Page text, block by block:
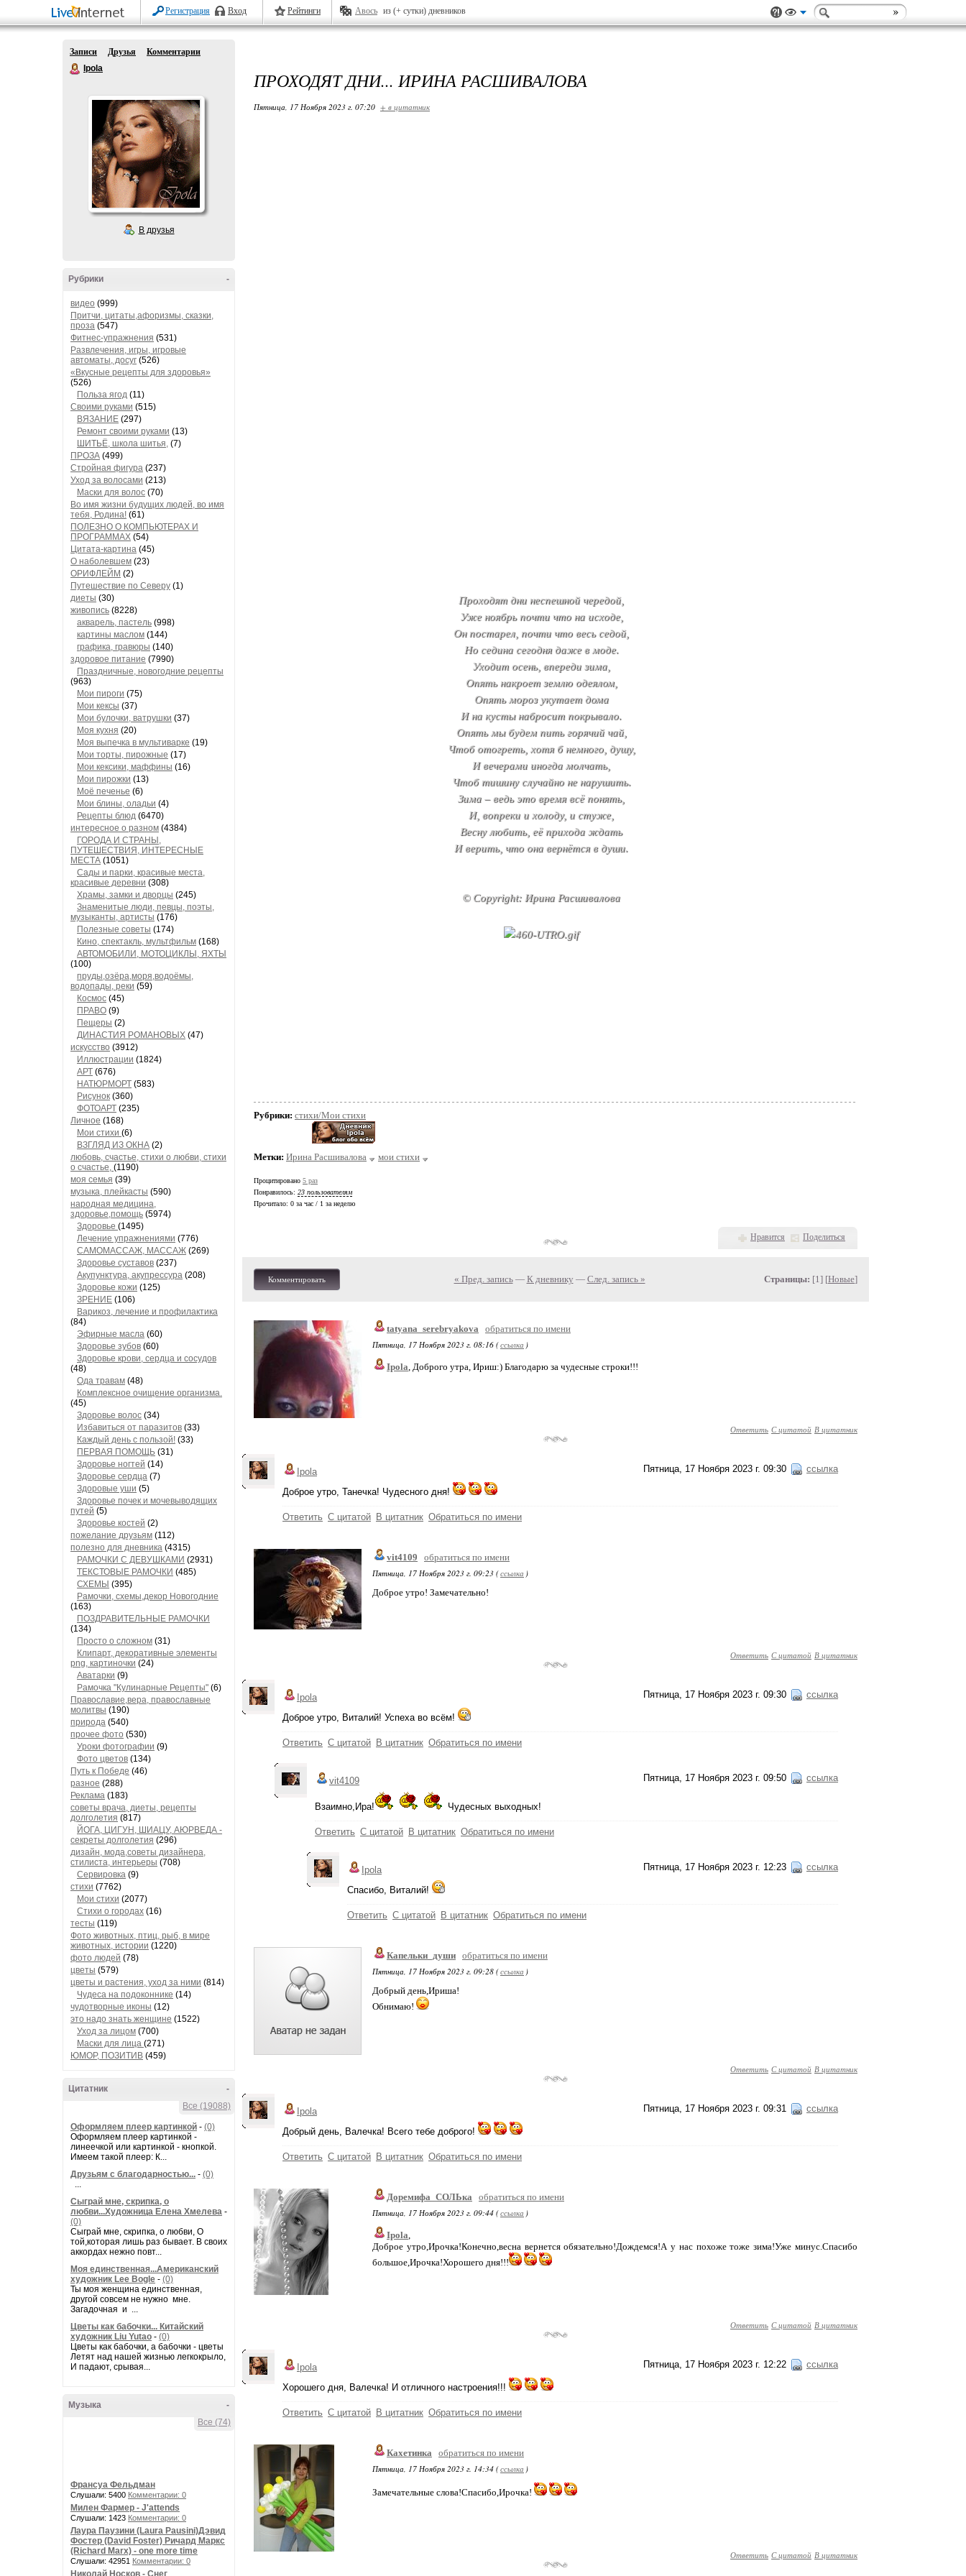
Регистрация Вход Рейтинги Авось из (+ сутки) дневников
Записи Друзья
Комментарии
Ipola
В друзья
-
Рубрики
видео (999)
Притчи, цитаты,афоризмы, сказки,
проза (547)
Фитнес-упражнения (531)
Развлечения, игры, игровые
автоматы, досуг (526)
«Вкусные рецепты для здоровья»
(526)
Польза ягод (11)
Своими руками (515)
ВЯЗАНИЕ (297)
Ремонт своими руками (13)
ШИТЬЁ, школа шитья, (7)
ПРОЗА (499)
Стройная фигура (237)
Уход за волосами (213)
Маски для волос (70)
Во имя жизни будущих людей, во имя
тебя, Родина! (61)
ПОЛЕЗНО О КОМПЬЮТЕРАХ И
ПРОГРАММАХ (54)
Цитата-картина (45)
О наболевшем (23)
ОРИФЛЕЙМ (2)
Путешествие по Северу (1)
диеты (30)
живопись (8228)
акварель, пастель (998)
картины маслом (144)
графика, гравюры (140)
здоровое питание (7990)
Праздничные, новогодние рецепты
(963)
Мои пироги (75)
Мои кексы (37)
Мои булочки, ватрушки (37)
Моя кухня (20)
Моя выпечка в мультиварке (19)
Мои торты, пирожные (17)
Мои кексики, маффины (16)
Мои пирожки (13)
Моё печенье (6)
Мои блины, оладьи (4)
Рецепты блюд (6470)
интересное о разном (4384)
ГОРОДА И СТРАНЫ,
ПУТЕШЕСТВИЯ, ИНТЕРЕСНЫЕ
МЕСТА (1051)
Сады и парки, красивые места,
красивые деревни (308)
Храмы, замки и дворцы (245)
Знаменитые люди, певцы, поэты,
музыканты, артисты (176)
Полезные советы (174)
Кино, спектакль, мультфильм (168)
АВТОМОБИЛИ, МОТОЦИКЛЫ, ЯХТЫ
(100)
пруды,озёра,моря,водоёмы,
водопады, реки (59)
Космос (45)
ПРАВО (9)
Пещеры (2)
ДИНАСТИЯ РОМАНОВЫХ (47)
искусство (3912)
Иллюстрации (1824)
АРТ (676)
НАТЮРМОРТ (583)
Рисунок (360)
ФОТОАРТ (235)
Личное (168)
Мои стихи (6)
ВЗГЛЯД ИЗ ОКНА (2)
любовь, счастье, стихи о любви, стихи
о счастье, (1190)
моя семья (39)
музыка, плейкасты (590)
народная медицина,
здоровье,помощь (5974)
Здоровье (1495)
Лечение упражнениями (776)
САМОМАССАЖ, МАССАЖ (269)
Здоровье суставов (237)
Акупунктура, акупрессура (208)
Здоровье кожи (125)
ЗРЕНИЕ (106)
Варикоз, лечение и профилактика
(84)
Эфирные масла (60)
Здоровье зубов (60)
Здоровье крови, сердца и сосудов
(48)
Ода травам (48)
Комплексное очищение организма.
(45)
Здоровье волос (34)
Избавиться от паразитов (33)
Каждый день с пользой! (33)
ПЕРВАЯ ПОМОЩЬ (31)
Здоровье ногтей (14)
Здоровье сердца (7)
Здоровые уши (5)
Здоровье почек и мочевыводящих
путей (5)
Здоровье костей (2)
пожелание друзьям (112)
полезно для дневника (4315)
РАМОЧКИ С ДЕВУШКАМИ (2931)
ТЕКСТОВЫЕ РАМОЧКИ (485)
СХЕМЫ (395)
Рамочки, схемы,декор Новогодние
(163)
ПОЗДРАВИТЕЛЬНЫЕ РАМОЧКИ
(134)
Просто о сложном (31)
Клипарт, декоративные элементы
png, картиночки (24)
Аватарки (9)
Рамочка "Кулинарные Рецепты" (6)
Православие,вера, православные
молитвы (190)
природа (540)
прочее фото (530)
Уроки фотографии (9)
Фото цветов (134)
Путь к Победе (46)
разное (288)
Реклама (183)
советы врача, диеты, рецепты
долголетия (817)
ЙОГА, ЦИГУН, ШИАЦУ, АЮРВЕДА -
секреты долголетия (296)
дизайн, мода,советы дизайнера,
стилиста, интерьеры (708)
Сервировка (9)
стихи (7762)
Мои стихи (2077)
Стихи о городах (16)
тесты (119)
Фото животных, птиц, рыб, в мире
животных, истории (1220)
фото людей (78)
цветы (579)
цветы и растения, уход за ними (814)
Чудеса на подоконнике (14)
чудотворные иконы (12)
это надо знать женщине (1522)
Уход за лицом (700)
Маски для лица (271)
ЮМОР, ПОЗИТИВ (459)
-
Цитатник
Все (19088)
Оформляем плеер картинкой - (0)
Оформляем плеер картинкой -
линеечкой или картинкой - кнопкой.
Имеем такой плеер: К...
Друзьям с благодарностью... - (0)
...
Сыграй мне, скрипка, о
любви...Художница Елена Хмелева -
(0)
Сыграй мне, скрипка, о любви, О
той,которая лишь раз бывает. В своих
аккордах нежно повт...
Моя единственная...Американский
художник Lee Bogle - (0)
Ты моя женщина единственная,
другой совсем не нужно мне.
Загадочная и ...
Цветы как бабочки... Китайский
художник Liu Yutao - (0)
Цветы как бабочки, а бабочки - цветы
Летят над нашей жизнью легкокрыло,
И падают, срывая...
-
Музыка
Все (74)
Франсуа Фельдман
Слушали: 5400 Комментарии: 0
Милен Фармер - J'attends
Слушали: 1423 Комментарии: 0
Лаура Паузини (Laura Pausini)Дэвид
Фостер (David Foster) Ричард Маркс
(Richard Marx) - one more time
Слушали: 42951 Комментарии: 0
Николай Носков - Снег
ПРОХОДЯТ ДНИ... ИРИНА РАСШИВАЛОВА
Пятница, 17 Ноября 2023 г. 07:20 + в цитатник
Проходят дни неспешной чередой,
Уже ноябрь почти что на исходе,
Он постарел, почти что весь седой,
Но седина сегодня даже в моде.
Уходит осень, впереди зима,
Опять накроет землю одеялом,
Опять мороз укутает дома
И на кусты набросит покрывало.
Опять мы будем пить горячий чай,
Чтоб отогреть, хотя б немного, душу,
И вечерами иногда молчать,
Чтоб тишину случайно не нарушить.
Зима – ведь это время всё понять,
И, вопреки и холоду, и стуже,
Весну любить, её прихода ждать
И верить, что она вернётся в души.
© Copyright: Ирина Расшивалова
Рубрики: стихи/Мои стихи
Метки: Ирина Расшивалова мои стихи
Процитировано 5 раз
Понравилось: 23 пользователям
Прочитало: 0 за час / 1 за неделю
Нравится Поделиться
Комментировать « Пред. запись— К дневнику — След. запись » Страницы: [1] [Новые]
tatyana_serebryakova
обратиться по имени
Пятница, 17 Ноября 2023 г. 08:16 (ссылка )
Ipola, Доброго утра, Ириш:) Благодарю за чудесные строки!!!
Ответить С цитатой В цитатник
Пятница, 17 Ноября 2023 г. 09:30 ссылка
Ipola
Доброе утро, Танечка! Чудесного дня!
Ответить С цитатой В цитатник Обратиться по имени
vit4109
обратиться по имени
Пятница, 17 Ноября 2023 г. 09:23 (ссылка )
Доброе утро! Замечательно!
Ответить С цитатой В цитатник
Пятница, 17 Ноября 2023 г. 09:30 ссылка
Ipola
Доброе утро, Виталий! Успеха во всём!
Ответить С цитатой В цитатник Обратиться по имени
Пятница, 17 Ноября 2023 г. 09:50 ссылка
vit4109
Взаимно,Ира! Чудесных выходных!
Ответить С цитатой В цитатник Обратиться по имени
Пятница, 17 Ноября 2023 г. 12:23 ссылка
Ipola
Спасибо, Виталий!
Ответить С цитатой В цитатник Обратиться по имени
Капельки_души обратиться по имени
Пятница, 17 Ноября 2023 г. 09:28 (ссылка )
Добрый день,Ириша!
Обнимаю!
Ответить С цитатой В цитатник
Пятница, 17 Ноября 2023 г. 09:31 ссылка
Ipola
Добрый день, Валечка! Всего тебе доброго!
Ответить С цитатой В цитатник Обратиться по имени
Доремифа_СОЛЬка
обратиться по имени
Пятница, 17 Ноября 2023 г. 09:44 (ссылка )
Ipola,
Доброе утро,Ирочка!Конечно,весна вернется обязательно!Дождемся!А у нас похоже тоже зима!Уже минус.Спасибо
большое,Ирочка!Хорошего дня!!!
Ответить С цитатой В цитатник
Пятница, 17 Ноября 2023 г. 12:22 ссылка
Ipola
Хорошего дня, Валечка! И отличного настроения!!!
Ответить С цитатой В цитатник Обратиться по имени
Кахетинка
обратиться по имени
Пятница, 17 Ноября 2023 г. 14:34 (ссылка )
Замечательные слова!Спасибо,Ирочка!
Ответить С цитатой В цитатник